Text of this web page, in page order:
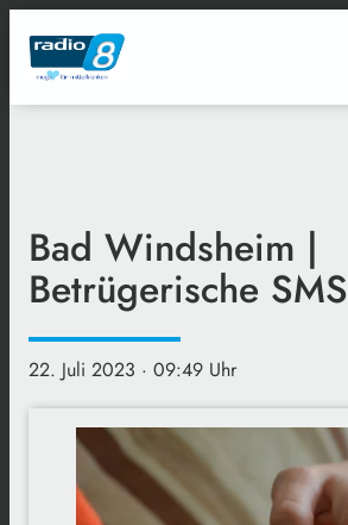
Bad Windsheim |
Betrügerische SMS
22. Juli 2023 · 09:49 Uhr